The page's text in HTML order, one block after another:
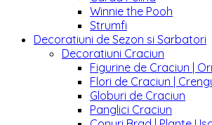
Winnie the Pooh
Strumfi
Decoratiuni de Sezon si Sarbatori
Decoratiuni Craciun
Figurine de Craciun |
Flori de Craciun |
Globuri de Craciun
Panglici Craciun